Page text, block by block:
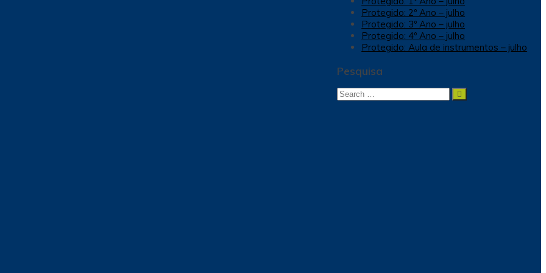
Protegido: 2º Ano – julho
Protegido: 3º Ano – julho
Protegido: 4º Ano – julho
Protegido: Aula de instrumentos – julho
Pesquisa
Search
Search